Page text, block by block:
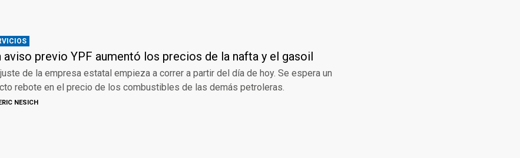
aviso previo YPF aumentó los precios de la nafta y el gasoil
de la empresa estatal empieza a correr a partir del día de hoy. Se espera un
rebote en el precio de los combustibles de las demás petroleras.
ERIC NESICH